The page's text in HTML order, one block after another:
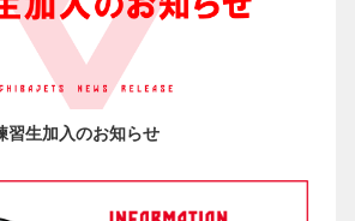
生加入のお知らせ